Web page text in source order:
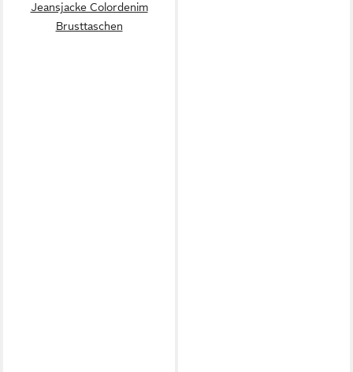
Jeansjacke Colordenim
Brusttaschen